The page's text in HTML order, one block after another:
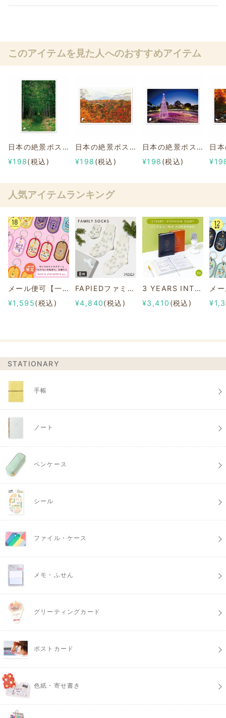
このアイテムを見た人へのおすすめアイテム
日本の絶景ポストカード ～夏～ 旧幌加駅跡/北海道
¥198(税込)
日本の絶景ポストカード ～秋～ 鳴子峡/宮城
¥198 (税込)
日本の絶景ポストカード ～冬～ 冬のあしかがフラワーパーク/栃木
¥198 (税込)
人気アイテムランキング
メール便可【一部店舗限定】2/8b PAIR KEY RING Sanrio characters ver.
¥1,595(税込)
FAPIEDファミリーソックスセット 総柄
¥4,840(税込)
3 YEARS INTERVIEW DIARY
¥3,410 (税込)
STATIONARY
手帳
ノート
ペンケース
シール
ファイル・ケース
メモ・ふせん
グリーティングカード
ポストカード
色紙・寄せ書き